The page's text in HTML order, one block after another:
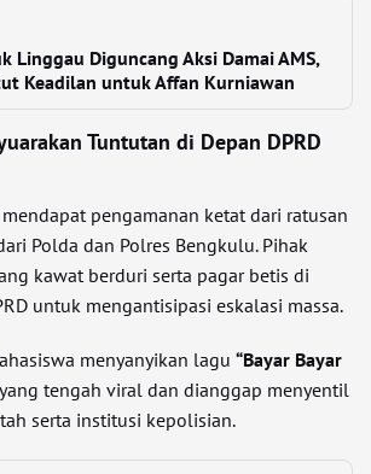
Linggau Diguncang Aksi Damai AMS,
Keadilan untuk Affan Kurniawan
Tuntutan di Depan DPRD
pengamanan ketat dari ratusan
Polda dan Polres Bengkulu. Pihak
kawat berduri serta pagar betis di
untuk mengantisipasi eskalasi massa.
menyanyikan lagu “Bayar Bayar
tengah viral dan dianggap menyentil
serta institusi kepolisian.